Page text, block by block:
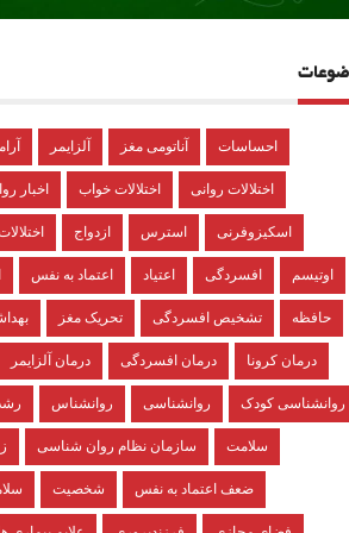
آلزایمر آناتومی مغز احساسات
اخبار اختلالات خواب اختلالات روانی
ازدواج استرس اسکیزوفرنی
اعتماد به نفس اعتیاد افسردگی اوتیسم
تحریک مغز تشخیص افسردگی حافظه
درمان آلزایمر درمان افسردگی درمان کرونا
روانشناس روانشناسی روانشناسی کودک
سازمان نظام روان شناسی سلامت
شخصیت ضعف اعتماد به نفس